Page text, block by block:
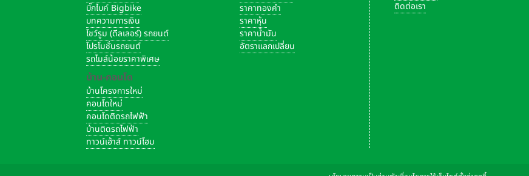
บิ๊กไบค์ Bigbike
บทความการเงิน
โชว์รูม (ดีลเลอร์) รถยนต์
โปรโมชั่นรถยนต์
รถไมล์น้อยราคาพิเศษ
บ้าน-คอนโด
บ้านโครงการใหม่
คอนโดใหม่
คอนโดติดรถไฟฟ้า
บ้านติดรถไฟฟ้า
ทาวน์เฮ้าส์ ทาวน์โฮม
ราคาทองคำ
ราคาหุ้น
ราคาน้ำมัน
อัตราแลกเปลี่ยน
ติดต่อเรา